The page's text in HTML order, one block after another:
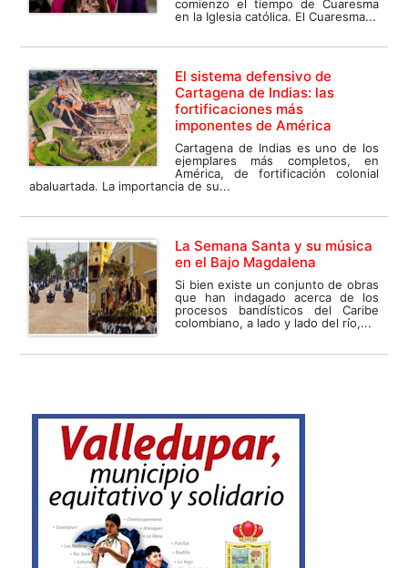
comienzo el tiempo de Cuaresma
en la Iglesia católica. El Cuaresma...
El sistema defensivo de
Cartagena de Indias: las
fortificaciones más
imponentes de América
Cartagena de Indias es uno de los
ejemplares más completos, en
América, de fortificación colonial
abaluartada. La importancia de su...
La Semana Santa y su música
en el Bajo Magdalena
Si bien existe un conjunto de obras
que han indagado acerca de los
procesos bandísticos del Caribe
colombiano, a lado y lado del río,...